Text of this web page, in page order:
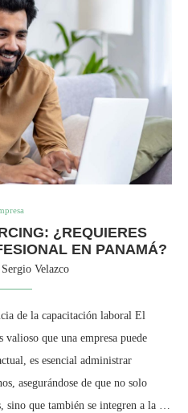
¿REQUIERES
EN PANAMÁ?
Sergio Velazco
de la capacitación laboral El
valioso que una empresa puede
es esencial administrar
asegurándose de que no solo
sino que también se integren a la …